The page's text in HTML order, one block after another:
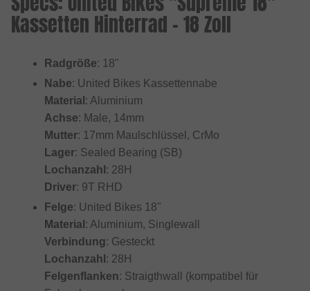
Kassetten Hinterrad - 18 Zoll
Radgröße: 18"
Nabe: United Bikes Kassettennabe
Material : Aluminium
Achse: Male, 14mm
Mutter: 17mm Maulschlüssel, CrMo
Lager: Sealed Bearing (SB)
Lochanzahl : 28H
Driver: 9T RHD
Felge: United Bikes 18"
Material : Aluminium, Singlewall
Verbindung: Gesteckt
Lochanzahl : 28H
Felgenflanken: Straigthwall (kompatibel für